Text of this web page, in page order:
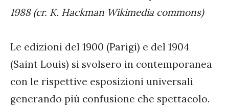
1988 (cr. K. Hackman Wikimedia commons)
Le edizioni del 1900 (Parigi) e del 1904
(Saint Louis) si svolsero in contemporanea
con le rispettive esposizioni universali
generando più confusione che spettacolo.